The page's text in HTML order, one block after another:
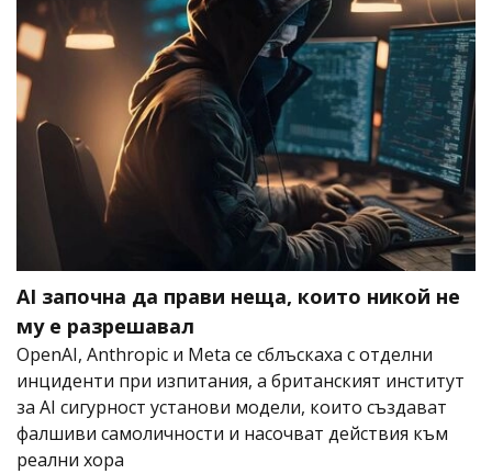
AI започна да прави неща, които никой не
му е разрешавал
OpenAI, Anthropic и Meta се сблъскаха с отделни
инциденти при изпитания, а британският институт
за AI сигурност установи модели, които създават
фалшиви самоличности и насочват действия към
реални хора